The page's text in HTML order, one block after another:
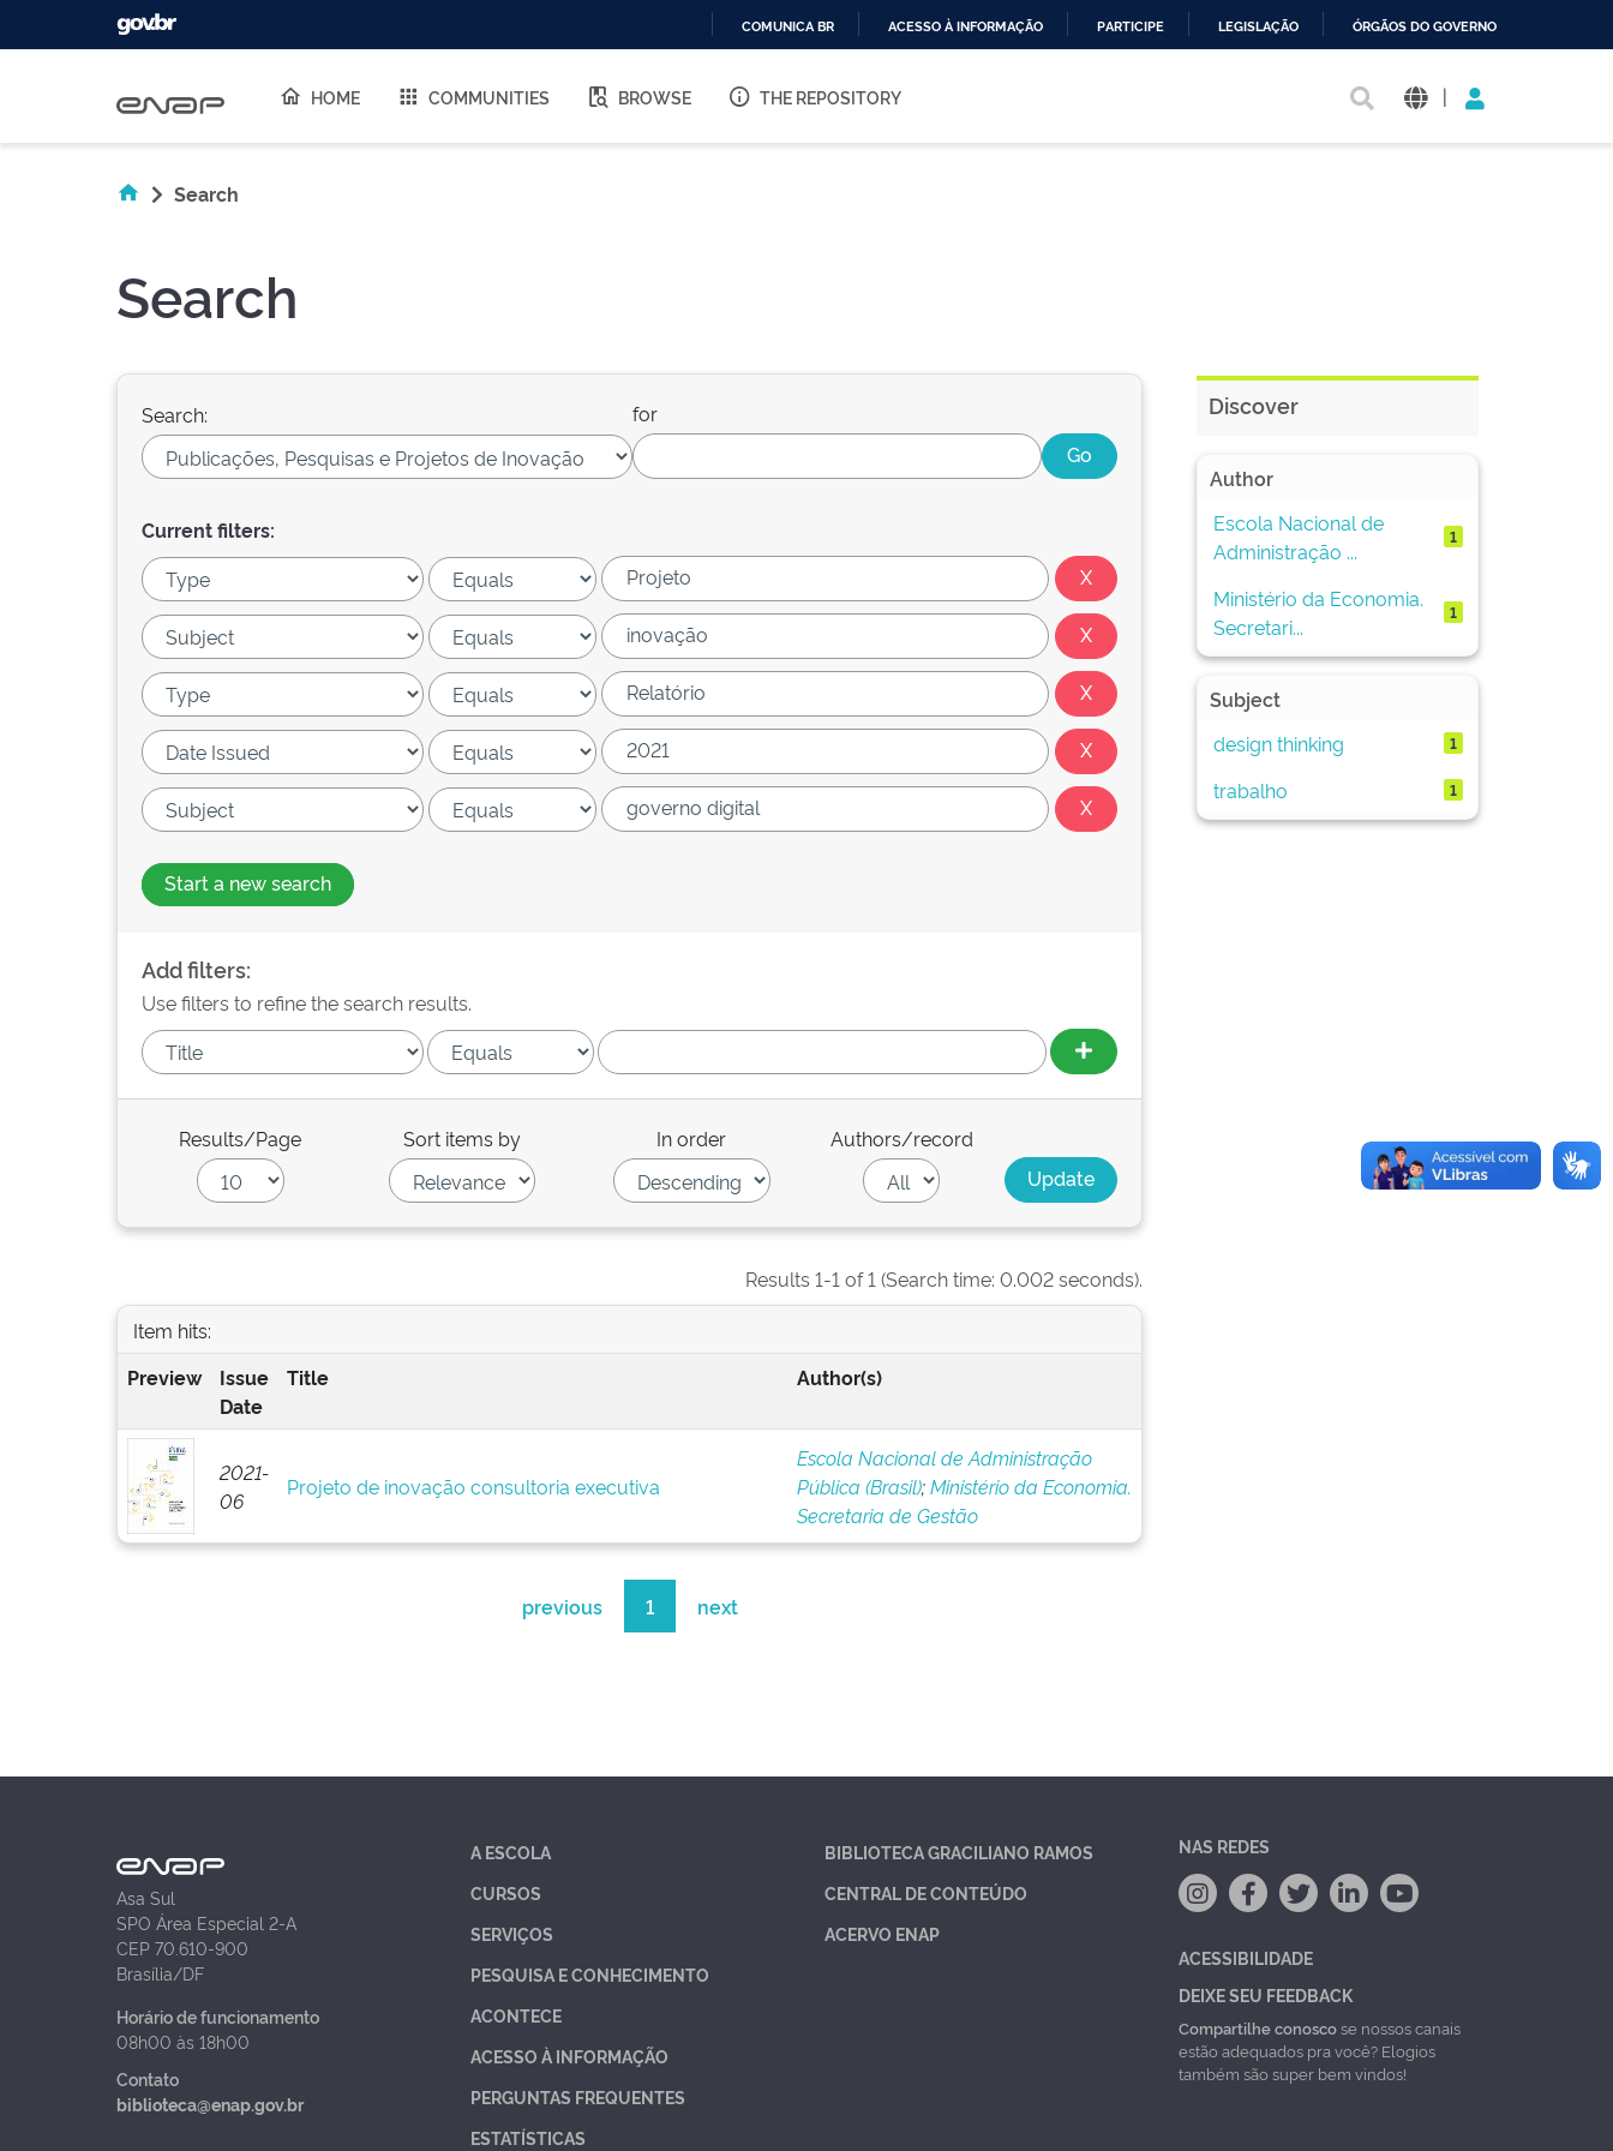
O
COMUNICA BR ACESSO À INFORMAÇÃO PARTICIPE LEGISLAÇÃO ÓRGÃOS DO GOVERNO
HOME COMMUNITIES BROWSE THE REPOSITORY |
Search
Search
Search: for
Current filters:
Start a new search
Add filters:
Use filters to refine the search results.
Results/Page Sort items by In order Authors/record
Results 1-1 of 1 (Search time: 0.002 seconds).
Item hits:
Preview
Issue
Date
Title Author(s)
2021-
06
Projeto de inovação consultoria executiva
Escola Nacional de Administração
Pública (Brasil);Ministério da Economia.
Secretaria de Gestão
previous 1 next
Discover
Author
Escola Nacional de
Administração ...
1
Ministério da Economia.
Secretari...
1
Subject
design thinking
1
trabalho 1
Asa Sul
SPO Área Especial 2-A
CEP 70.610-900
Brasília/DF
Horário de funcionamento
08h00 às 18h00
Contato
biblioteca@enap.gov.br
A ESCOLA
CURSOS
SERVIÇOS
PESQUISA E CONHECIMENTO
ACONTECE
ACESSO À INFORMAÇÃO
PERGUNTAS FREQUENTES
ESTATÍSTICAS
BIBLIOTECA GRACILIANO RAMOS
CENTRAL DE CONTEÚDO
ACERVO ENAP
NAS REDES
ACESSIBILIDADE
DEIXE SEU FEEDBACK
Compartilhe conoscose nossos canais
estão adequados pra você? Elogios
também são super bem vindos!